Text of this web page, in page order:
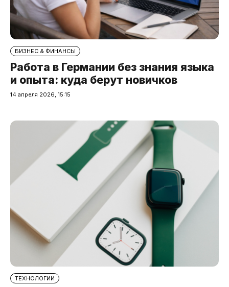
БИЗНЕС & ФИНАНСЫ
Работа в Германии без знания языка
и опыта: куда берут новичков
14 апреля 2026, 15:15
ТЕХНОЛОГИИ